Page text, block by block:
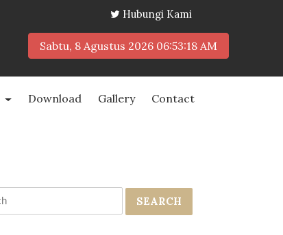
Hubungi Kami
Sabtu, 8 Agustus 2026 06:53:18 AM
Download Gallery Contact
SEARCH